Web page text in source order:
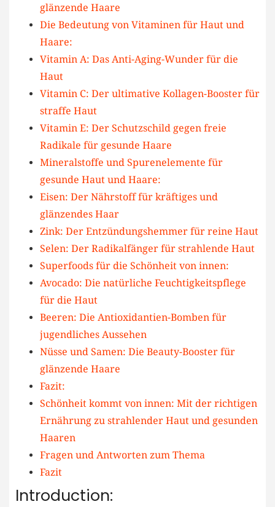
glänzende Haare
Die Bedeutung von Vitaminen für Haut und
Haare:
Vitamin A: Das Anti-Aging-Wunder für die
Haut
Vitamin C: Der ultimative Kollagen-Booster für
straffe Haut
Vitamin E: Der Schutzschild gegen freie
Radikale für gesunde Haare
Mineralstoffe und Spurenelemente für
gesunde Haut und Haare:
Eisen: Der Nährstoff für kräftiges und
glänzendes Haar
Zink: Der Entzündungshemmer für reine Haut
Selen: Der Radikalfänger für strahlende Haut
Superfoods für die Schönheit von innen:
Avocado: Die natürliche Feuchtigkeitspflege
für die Haut
Beeren: Die Antioxidantien-Bomben für
jugendliches Aussehen
Nüsse und Samen: Die Beauty-Booster für
glänzende Haare
Fazit:
Schönheit kommt von innen: Mit der richtigen
Ernährung zu strahlender Haut und gesunden
Haaren
Fragen und Antworten zum Thema
Fazit
Introduction: